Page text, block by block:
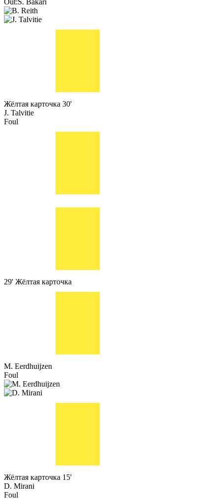
Out:S. Bakari
Жёлтая карточка 30'
J. Talvitie
Foul
29' Жёлтая карточка
M. Eerdhuijzen
Foul
Жёлтая карточка 15'
D. Mirani
Foul